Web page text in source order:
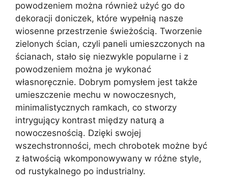
powodzeniem można również użyć go do
dekoracji doniczek, które wypełnią nasze
wiosenne przestrzenie świeżością. Tworzenie
zielonych ścian, czyli paneli umieszczonych na
ścianach, stało się niezwykle popularne i z
powodzeniem można je wykonać
własnoręcznie. Dobrym pomysłem jest także
umieszczenie mechu w nowoczesnych,
minimalistycznych ramkach, co stworzy
intrygujący kontrast między naturą a
nowoczesnością. Dzięki swojej
wszechstronności, mech chrobotek możne być
z łatwością wkomponowywany w różne style,
od rustykalnego po industrialny.